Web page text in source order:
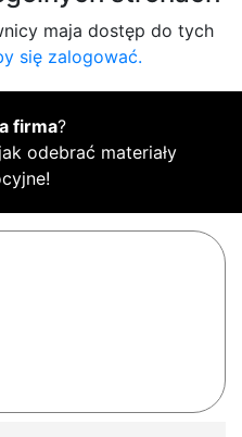
maja dostęp do tych
się zalogować.
firma?
odebrać materiały